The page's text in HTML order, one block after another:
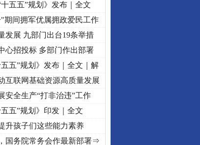
激荡..·[视频]牢记初心使命 奋进复兴征程丨红船起航处 潮起..
十五五”规划》发布｜全文
期间拥军优属拥政爱民工作
发展 九部门出台19条举措
心招投标 多部门作出部署
五五”规划》发布｜全文｜解
互联网基础资源高质量发展
安全生产“打非治违”工作
五五”规划》印发｜全文
升孩子们这些能力素养
国务院常务会作最新部署⇒